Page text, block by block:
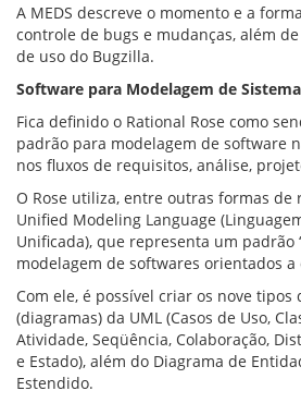
A MEDS descreve o momento e a
controle de bugs e mudanças, além
de uso do Bugzilla.
Software para Modelagem de
Fica definido o Rational Rose como
padrão para modelagem de software
nos fluxos de requisitos, análise,
O Rose utiliza, entre outras formas de
Unified Modeling Language
Unificada), que representa um padrão
modelagem de softwares orientados a
Com ele, é possível criar os nove tipos
(diagramas) da UML (Casos de Uso,
Atividade, Seqüência, Colaboração,
e Estado), além do Diagrama de
Estendido.